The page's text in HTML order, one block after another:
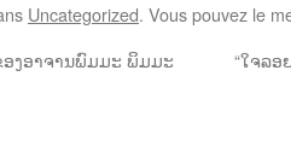
Uncategorized. Vous pouvez le
ອງອາຈານພົມມະ ພິມມະ
“ໃຈລ